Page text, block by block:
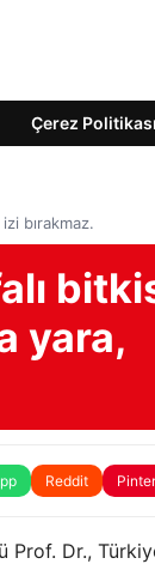
Çerez Politikası
bırakmaz.
yara,
Reddit
Dr.,